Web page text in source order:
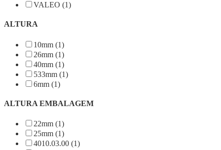
VALEO (1)
ALTURA
10mm (1)
26mm (1)
40mm (1)
533mm (1)
6mm (1)
ALTURA EMBALAGEM
22mm (1)
25mm (1)
4010.03.00 (1)